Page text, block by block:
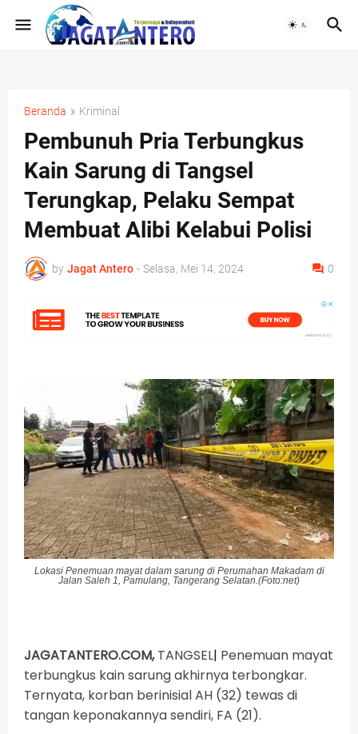
Beranda Kriminal
Pembunuh Pria Terbungkus
Kain Sarung di Tangsel
Terungkap, Pelaku Sempat
Membuat Alibi Kelabui Polisi
by Jagat Antero - Selasa, Mei 14, 2024 0
Lokasi Penemuan mayat dalam sarung di Perumahan Makadam di
Jalan Saleh 1, Pamulang, Tangerang Selatan.(Foto:net)
JAGATANTERO.COM,TANGSEL| Penemuan mayat
terbungkus kain sarung akhirnya terbongkar.
Ternyata, korban berinisial AH (32) tewas di
tangan keponakannya sendiri, FA (21).